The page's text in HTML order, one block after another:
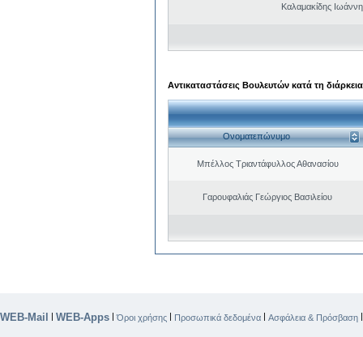
Καλαμακίδης
Αντικαταστάσεις Βουλευτών κατά τη
Ονοματεπώνυμο
Μπέλλος Τριαντάφυλλος Αθανασίου
Γαρουφαλιάς Γεώργιος Βασιλείου
WEB-Mail | WEB-Apps |Όροι χρήσης | Προσωπικά δεδομένα | Ασφάλεια & Πρόσβαση